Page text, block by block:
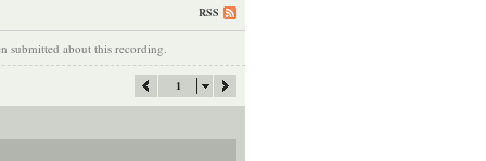
RSS
submitted about this recording.
1